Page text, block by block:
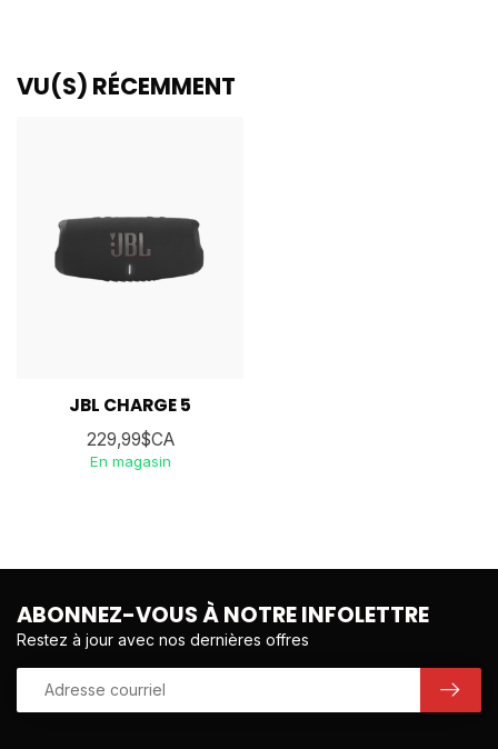
VU(S) RÉCEMMENT
JBL CHARGE 5
229,99$CA
En magasin
ABONNEZ-VOUS À NOTRE INFOLETTRE
Restez à jour avec nos dernières offres